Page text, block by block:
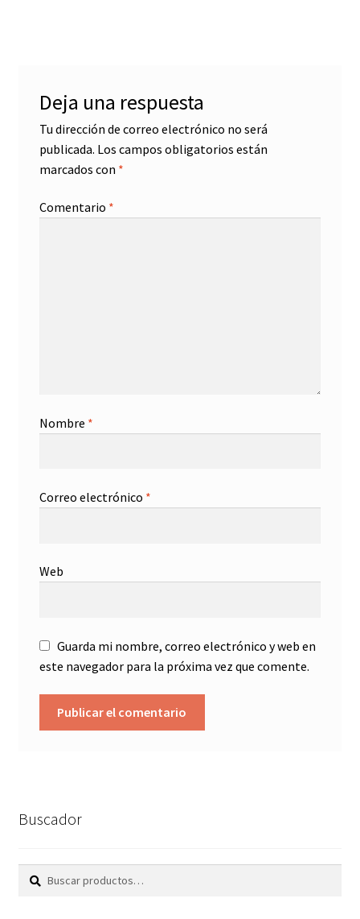
Deja una respuesta
Tu dirección de correo electrónico no será
publicada. Los campos obligatorios están
marcados con *
Comentario *
Nombre *
Correo electrónico *
Web
Guarda mi nombre, correo electrónico y web en
este navegador para la próxima vez que comente.
Buscador
Buscar
Buscar